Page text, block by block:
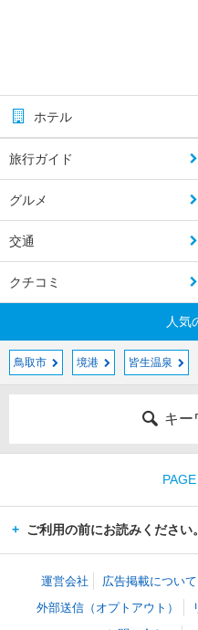
ホテル
旅行ガイド
グルメ
交通
クチコミ
人気
鳥取市 境港 皆生温泉
キー
ご利用の前にお読みください。
運営会社 広告掲載について
外部送信（オプトアウト）